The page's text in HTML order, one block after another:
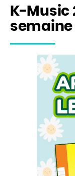
K-Music
semaine